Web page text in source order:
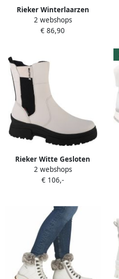
Rieker Winterlaarzen
veterschoenen enkellaars
wedge hak plateau met
2 webshops
€ 86,90
Rieker Witte Gesloten
Enkellaarsjes voor Vrouwen
White Dames
2 webshops
€ 106,-